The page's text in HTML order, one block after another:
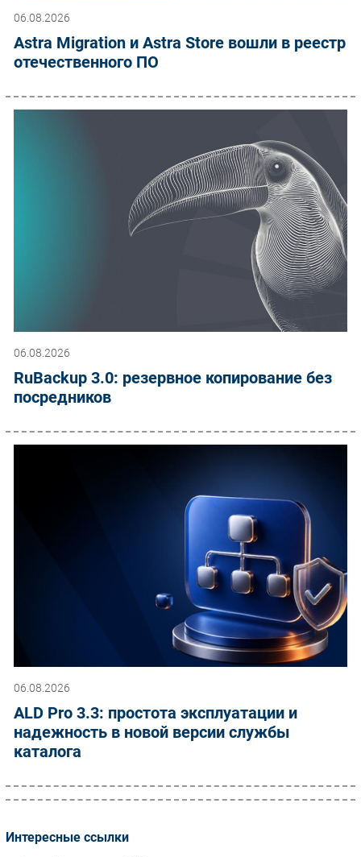
06.08.2026
Astra Migration и Astra Store вошли в реестр
отечественного ПО
06.08.2026
RuBackup 3.0: резервное копирование без
посредников
06.08.2026
ALD Pro 3.3: простота эксплуатации и
надежность в новой версии службы
каталога
Интересные ссылки